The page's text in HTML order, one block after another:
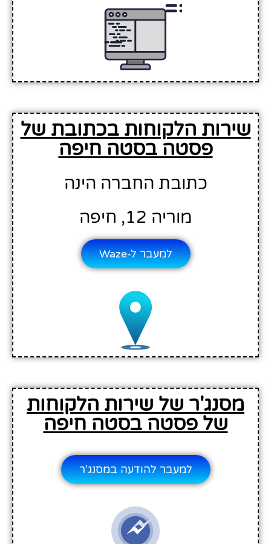
שירות הלקוחות בכתובת של
פסטה בסטה חיפה
כתובת החברה הינה
מוריה 12, חיפה
למעבר ל-Waze
מסנג'ר של שירות הלקוחות
של פסטה בסטה חיפה
למעבר להודעה במסנג'ר